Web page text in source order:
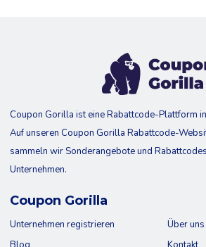
Coupon Gorilla ist eine Rabattcode-Plattform
Auf unseren Coupon Gorilla Rabattcode-
sammeln wir Sonderangebote und
Unternehmen.
Coupon Gorilla
Unternehmen registrieren
Über uns